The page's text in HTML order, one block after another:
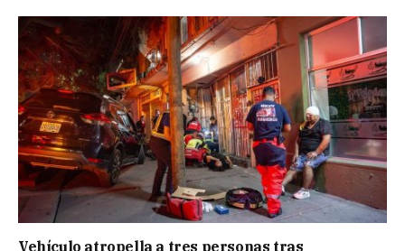
Vehículo atropella a tres personas tras